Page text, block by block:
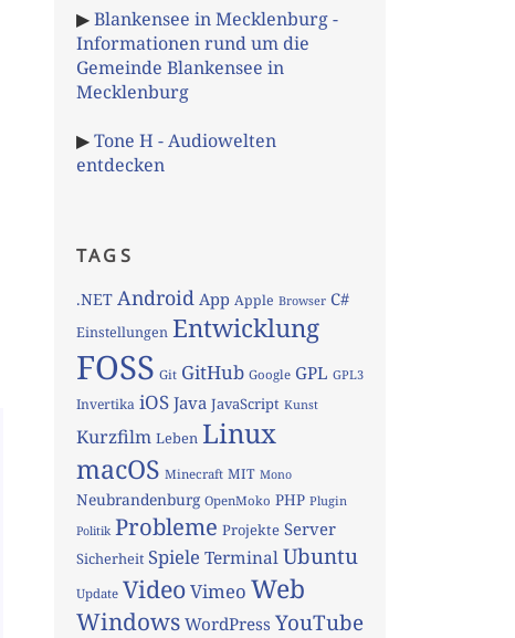
▶Blankensee in Mecklenburg -
Informationen rund um die
Gemeinde Blankensee in
Mecklenburg
▶Tone H - Audiowelten
entdecken
TAGS
.NET Android App Apple Browser C#
Einstellungen Entwicklung
FOSS Git GitHub Google GPL GPL3
Invertika iOS Java JavaScript Kunst
Kurzfilm Leben Linux
macOS Minecraft MIT Mono
Neubrandenburg OpenMoko PHP Plugin
Politik Probleme Projekte Server
Sicherheit Spiele TerminalUbuntu
Update VideoVimeo Web
Windows WordPress YouTube